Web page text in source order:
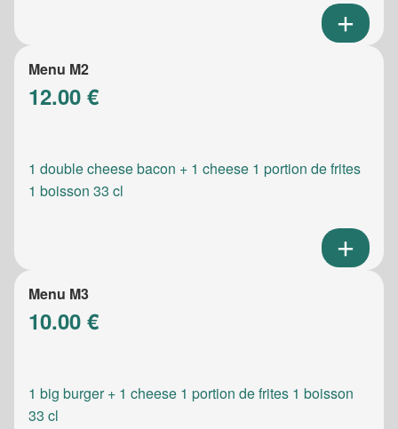
Menu M2
12.00 €
1 double cheese bacon + 1 cheese 1 portion de frites
1 boisson 33 cl
Menu M3
10.00 €
1 big burger + 1 cheese 1 portion de frites 1 boisson
33 cl